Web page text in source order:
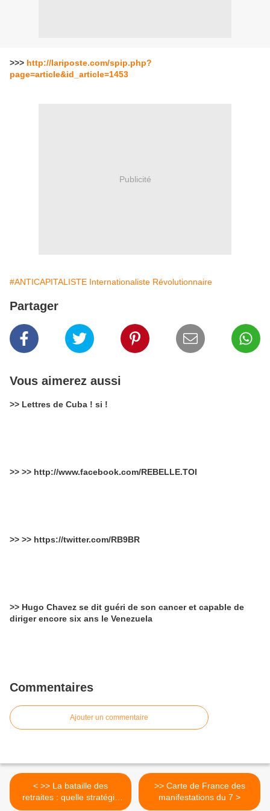
>>> http://lariposte.com/spip.php?
page=article&id_article=1453
Publicité
#ANTICAPITALISTE Internationaliste Révolutionnaire
Partager
Vous aimerez aussi
>> Lettres de Cuba ! si !
>> >> http://www.facebook.com/REBELLE.TOI
>> >> https://twitter.com/RB9BR
>> Hugo Chavez se dit guéri de son cancer et capable de
diriger encore six ans le Venezuela
Commentaires
Ajouter un commentaire
< >> La bataille des
retraites : quelle stratégie
syndicale ?
>> Carte de France des
manifestations du 7 >